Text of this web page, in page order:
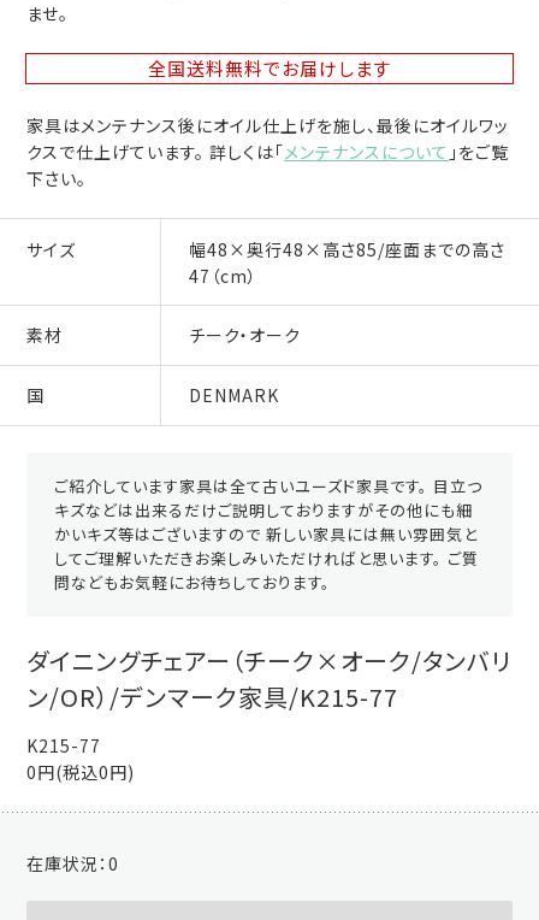
ませ。
全国送料無料でお届けします
家具はメンテナンス後にオイル仕上げを施し、最後にオイルワッ
クスで仕上げています。 詳しくは「メンテナンスについて 」をご覧
下さい。
サイズ
幅48×奥行48×高さ85/座面までの高さ
47（cm）
素材 チーク・オーク
国 DENMARK
ご紹介しています家具は全て古いユーズド家具です。 目立つ
キズなどは出来るだけご説明しておりますがその他にも細
かいキズ等はございますので 新しい家具には無い雰囲気と
してご理解いただきお楽しみいただければと思います。 ご質
問などもお気軽にお待ちしております。
ダイニングチェアー（チーク×オーク/タンバリ
ン/OR）/デンマーク家具/K215-77
K215-77
0円(税込0円)
在庫状況：0